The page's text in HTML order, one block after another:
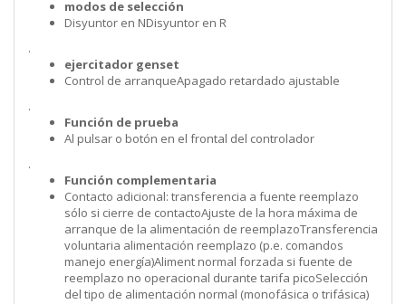
modos de selección
Disyuntor en NDisyuntor en R
.
ejercitador genset
Control de arranqueApagado retardado ajustable
.
Función de prueba
Al pulsar o botón en el frontal del controlador
.
Función complementaria
Contacto adicional: transferencia a fuente reemplazo
sólo si cierre de contactoAjuste de la hora máxima de
arranque de la alimentación de reemplazoTransferencia
voluntaria alimentación reemplazo (p.e. comandos
manejo energía)Aliment normal forzada si fuente de
reemplazo no operacional durante tarifa picoSelección
del tipo de alimentación normal (monofásica o trifásica)